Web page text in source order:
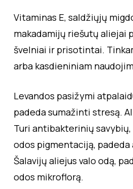
Vitaminas E, saldžiųjų
makadamijų riešutų aliejai
švelniai ir prisotintai.
arba kasdieniniam
Levandos pasižymi
padeda sumažinti stresą.
Turi antibakterinių
odos pigmentaciją,
Šalavijų aliejus valo odą,
odos mikroflorą.